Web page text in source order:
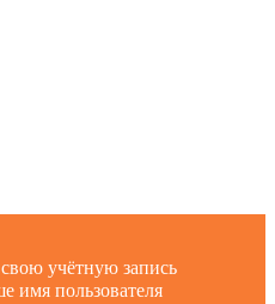
учётную запись
имя пользователя